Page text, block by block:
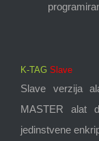
K-TAG Slave
Slave verzija
MASTER alat
jedinstvene